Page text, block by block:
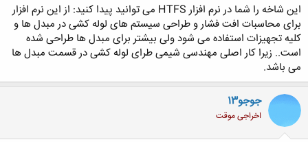
کلیک کنید تا باز شود...
این شاخه را شما در نرم افزار HTFS می توانید پیدا کنید: از این نرم افزار
برای محاسبات افت فشار و طراحی سیستم های لوله کشی در مبدل ها و
کلیه تجهیزات استفاده می شود ولی بیشتر برای مبدل ها طراحی شده
است.. زیرا کار اصلی مهندسی شیمی طرای لوله کشی در قسمت مبدل ها
می باشد.
جوجو13
اخراجی موقت